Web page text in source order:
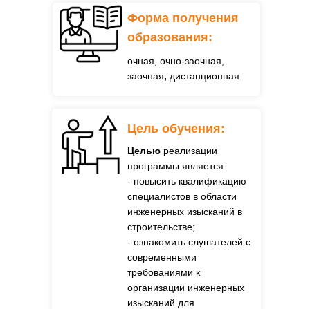
очная, очно-заочная,
заочная, дистанционная
Форма получения
образования:
Целью реализации
программы является:
- повысить квалификацию
специалистов в области
инженерных изысканий в
строительстве;
- ознакомить слушателей с
современными
требованиями к
организации инженерных
изысканий для
Цель обучения: